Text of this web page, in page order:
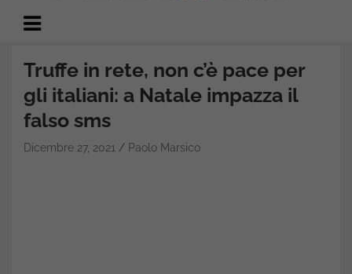
Trading.it
Truffe in rete, non c’è pace per
gli italiani: a Natale impazza il
falso sms
Dicembre 27, 2021 Paolo Marsico